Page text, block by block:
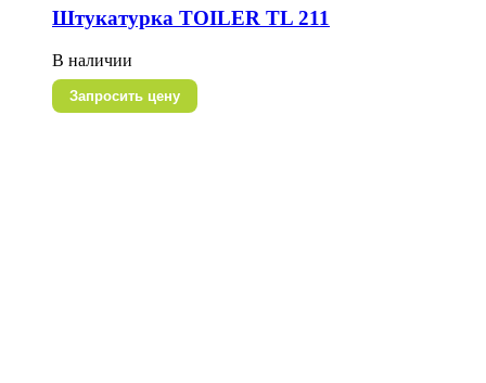
Штукатурка TOILER TL 211
В наличии
Запросить цену